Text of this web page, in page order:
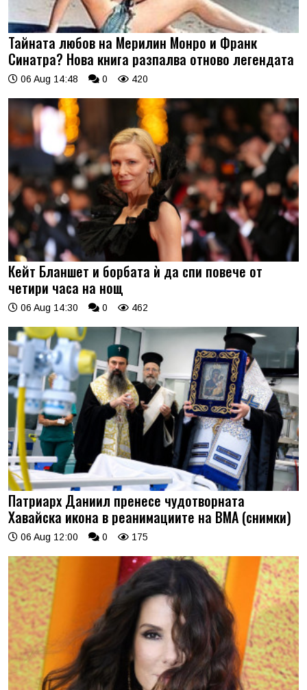
Тайната любов на Мерилин Монро и Франк
Синатра? Нова книга разпалва отново легендата
06 Aug 14:48 0 420
Кейт Бланшет и борбата ѝ да спи повече от
четири часа на нощ
06 Aug 14:30 0 462
Патриарх Даниил пренесе чудотворната
Хавайска икона в реанимациите на ВМА (снимки)
06 Aug 12:00 0 175